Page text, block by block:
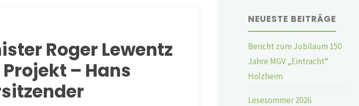
Roger Lewentz
– Hans
NEUESTE BEITRÄGE
Bericht zum Jubiläum 150
Jahre MGV „Eintracht“
Holzheim
Lesesommer 2026